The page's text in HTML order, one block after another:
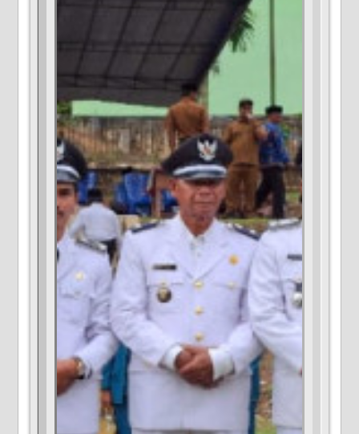
Desa : Bukit Berantai
Kecamatan
: Batang Asai
Kabupaten
: Sarolangun
Provinsi
Jambi
Kode Pos
37485
Alamat Kantor
: RT 06 Kampung Baru
desabukitberantai@gmail.com
Titik Lokasi Kantor Desa